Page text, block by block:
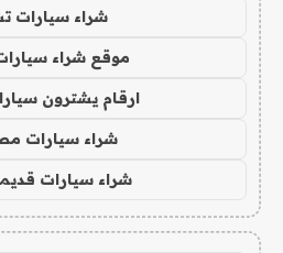
شراء سيارات
موقع شراء
ارقام يشترون
شراء سيارات
شراء سيارات